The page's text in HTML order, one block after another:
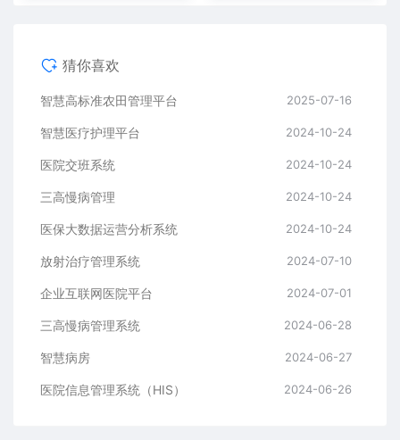
猜你喜欢
智慧高标准农田管理平台 2025-07-16
智慧医疗护理平台 2024-10-24
医院交班系统 2024-10-24
三高慢病管理 2024-10-24
医保大数据运营分析系统 2024-10-24
放射治疗管理系统 2024-07-10
企业互联网医院平台 2024-07-01
三高慢病管理系统 2024-06-28
智慧病房 2024-06-27
医院信息管理系统（HIS） 2024-06-26